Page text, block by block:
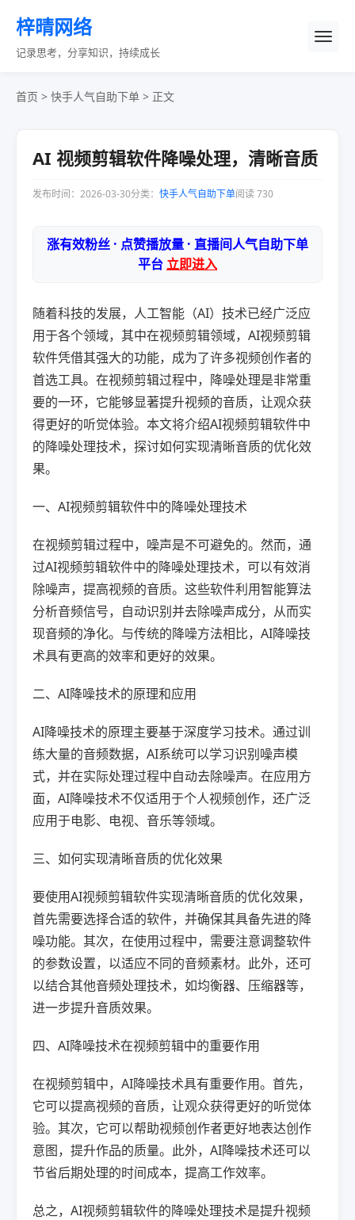
梓晴网络
记录思考，分享知识，持续成长
首页 > 快手人气自助下单 > 正文
AI 视频剪辑软件降噪处理，清晰音质
发布时间：2026-03-30分类： 快手人气自助下单阅读 730
涨有效粉丝 · 点赞播放量 · 直播间人气自助下单
平台立即进入
随着科技的发展，人工智能（AI）技术已经广泛应
用于各个领域，其中在视频剪辑领域，AI视频剪辑
软件凭借其强大的功能，成为了许多视频创作者的
首选工具。在视频剪辑过程中，降噪处理是非常重
要的一环，它能够显著提升视频的音质，让观众获
得更好的听觉体验。本文将介绍AI视频剪辑软件中
的降噪处理技术，探讨如何实现清晰音质的优化效
果。
一、AI视频剪辑软件中的降噪处理技术
在视频剪辑过程中，噪声是不可避免的。然而，通
过AI视频剪辑软件中的降噪处理技术，可以有效消
除噪声，提高视频的音质。这些软件利用智能算法
分析音频信号，自动识别并去除噪声成分，从而实
现音频的净化。与传统的降噪方法相比，AI降噪技
术具有更高的效率和更好的效果。
二、AI降噪技术的原理和应用
AI降噪技术的原理主要基于深度学习技术。通过训
练大量的音频数据，AI系统可以学习识别噪声模
式，并在实际处理过程中自动去除噪声。在应用方
面，AI降噪技术不仅适用于个人视频创作，还广泛
应用于电影、电视、音乐等领域。
三、如何实现清晰音质的优化效果
要使用AI视频剪辑软件实现清晰音质的优化效果，
首先需要选择合适的软件，并确保其具备先进的降
噪功能。其次，在使用过程中，需要注意调整软件
的参数设置，以适应不同的音频素材。此外，还可
以结合其他音频处理技术，如均衡器、压缩器等，
进一步提升音质效果。
四、AI降噪技术在视频剪辑中的重要作用
在视频剪辑中，AI降噪技术具有重要作用。首先，
它可以提高视频的音质，让观众获得更好的听觉体
验。其次，它可以帮助视频创作者更好地表达创作
意图，提升作品的质量。此外，AI降噪技术还可以
节省后期处理的时间成本，提高工作效率。
总之，AI视频剪辑软件的降噪处理技术是提升视频